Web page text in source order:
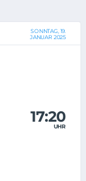
SONNTAG, 19.
JANUAR 2025
17:20
UHR